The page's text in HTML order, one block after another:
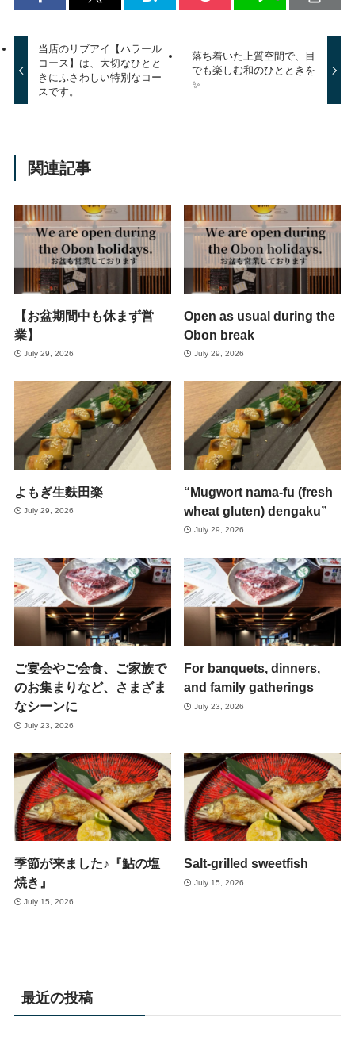
当店のリブアイ【ハラール
コース】は、大切なひとと
きにふさわしい特別なコー
スです。
落ち着いた上質空間で、目
でも楽しむ和のひとときを
✨
関連記事
【お盆期間中も休まず営
業】
July 29, 2026
Open as usual during the
Obon break
July 29, 2026
よもぎ生麩田楽
July 29, 2026
“Mugwort nama-fu (fresh
wheat gluten) dengaku”
July 29, 2026
ご宴会やご会食、ご家族で
のお集まりなど、さまざま
なシーンに
July 23, 2026
For banquets, dinners,
and family gatherings
July 23, 2026
季節が来ました♪『鮎の塩
焼き』
July 15, 2026
Salt-grilled sweetfish
July 15, 2026
最近の投稿